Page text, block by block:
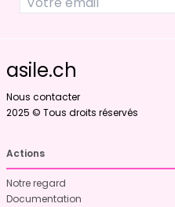
asile.ch
Nous contacter
2025 © Tous droits réservés
Actions
Notre regard
Documentation